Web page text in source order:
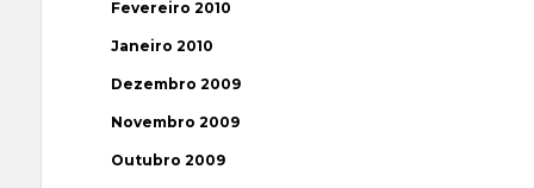
Fevereiro 2010
Janeiro 2010
Dezembro 2009
Novembro 2009
Outubro 2009